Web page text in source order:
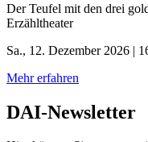
Der Teufel mit den drei
Erzähltheater
Sa., 12. Dezember 2026 |
Mehr erfahren
DAI-Newsletter